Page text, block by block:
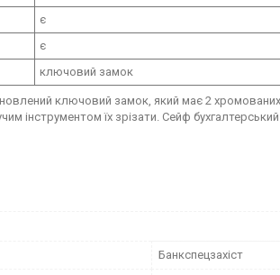
є
є
ключовий замок
ключовий замок, який має 2 хромованих
інструментом їх зрізати. Сейф
Банкспецзахіст